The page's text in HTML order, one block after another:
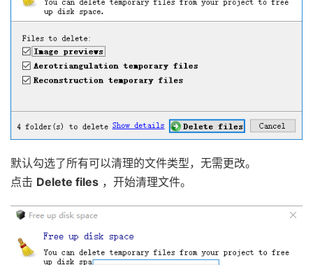
默认勾选了所有可以清理的文件类型，无需更改。
点击 Delete files ，开始清理文件。